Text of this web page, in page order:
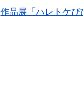
作品展「ハレトケ